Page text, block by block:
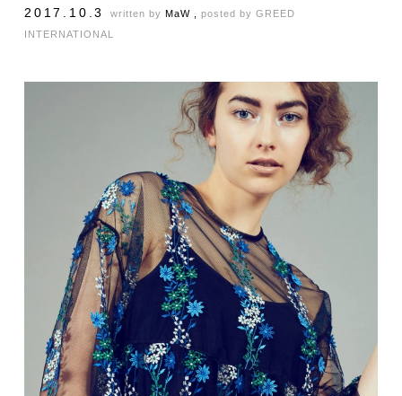
2017.10.3 written by MaW , posted by GREED
INTERNATIONAL